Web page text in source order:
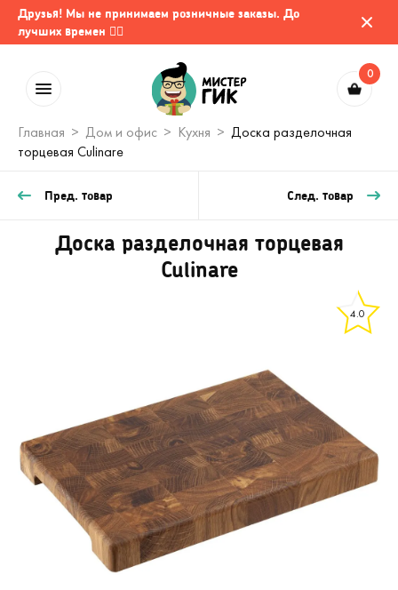
Друзья! Мы не принимаем розничные заказы. До
лучших времен 🤷‍♂️
0
Главная Дом и офис Кухня
Доска разделочная
торцевая Culinare
Пред. товар След. товар
Доска разделочная торцевая
Culinare
4.0